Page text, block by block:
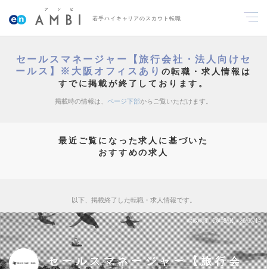
若手ハイキャリアのスカウト転職
セールスマネージャー【旅行会社・法人向けセ
ールス】※大阪オフィスあり の転職・求人情報は
すでに掲載が終了しております。
掲載時の情報は、 ページ下部からご覧いただけます。
最近ご覧になった求人に基づいた
おすすめの求人
以下、掲載終了した転職・求人情報です。
掲載期間 26/05/01～26/05/14
セールスマネージャー【旅行会